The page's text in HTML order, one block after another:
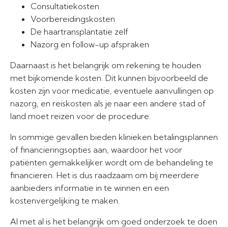
Consultatiekosten
Voorbereidingskosten
De haartransplantatie zelf
Nazorg en follow-up afspraken
Daarnaast is het belangrijk om rekening te houden
met bijkomende kosten. Dit kunnen bijvoorbeeld de
kosten zijn voor medicatie, eventuele aanvullingen op
nazorg, en reiskosten als je naar een andere stad of
land moet reizen voor de procedure.
In sommige gevallen bieden klinieken betalingsplannen
of financieringsopties aan, waardoor het voor
patiënten gemakkelijker wordt om de behandeling te
financieren. Het is dus raadzaam om bij meerdere
aanbieders informatie in te winnen en een
kostenvergelijking te maken.
Al met al is het belangrijk om goed onderzoek te doen